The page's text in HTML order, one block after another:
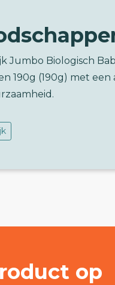
Jumbo Biologisch
190g (190g) met
op